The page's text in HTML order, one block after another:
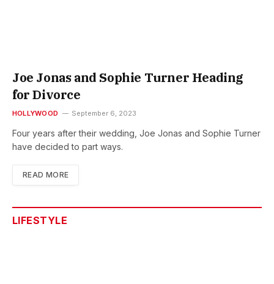
Joe Jonas and Sophie Turner Heading
for Divorce
HOLLYWOOD September 6, 2023
Four years after their wedding, Joe Jonas and Sophie Turner
have decided to part ways.
READ MORE
LIFESTYLE